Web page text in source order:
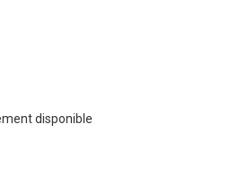
disponible